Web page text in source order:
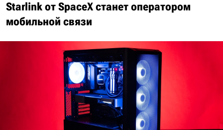
Starlink от SpaceX станет оператором
мобильной связи